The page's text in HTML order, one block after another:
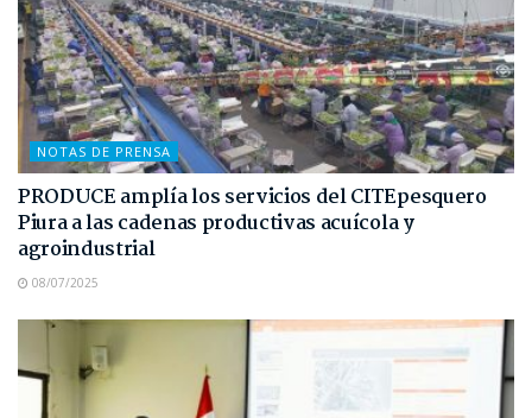
NOTAS DE PRENSA
PRODUCE amplía los servicios del CITEpesquero
Piura a las cadenas productivas acuícola y
agroindustrial
08/07/2025